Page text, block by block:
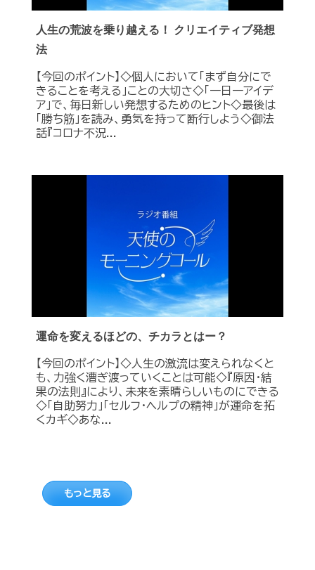
人生の荒波を乗り越える！ クリエイティブ発想
法
【今回のポイント】◇個人において「まず自分にで
きることを考える」ことの大切さ◇「一日一アイデ
ア」で、毎日新しい発想するためのヒント◇最後は
「勝ち筋」を読み、勇気を持って断行しよう◇御法
話『コロナ不況...
運命を変えるほどの、チカラとはー？
【今回のポイント】◇人生の激流は変えられなくと
も、力強く漕ぎ渡っていくことは可能◇『原因・結
果の法則』により、未来を素晴らしいものにできる
◇「自助努力」「セルフ・ヘルプの精神」が運命を拓
くカギ◇あな...
もっと見る